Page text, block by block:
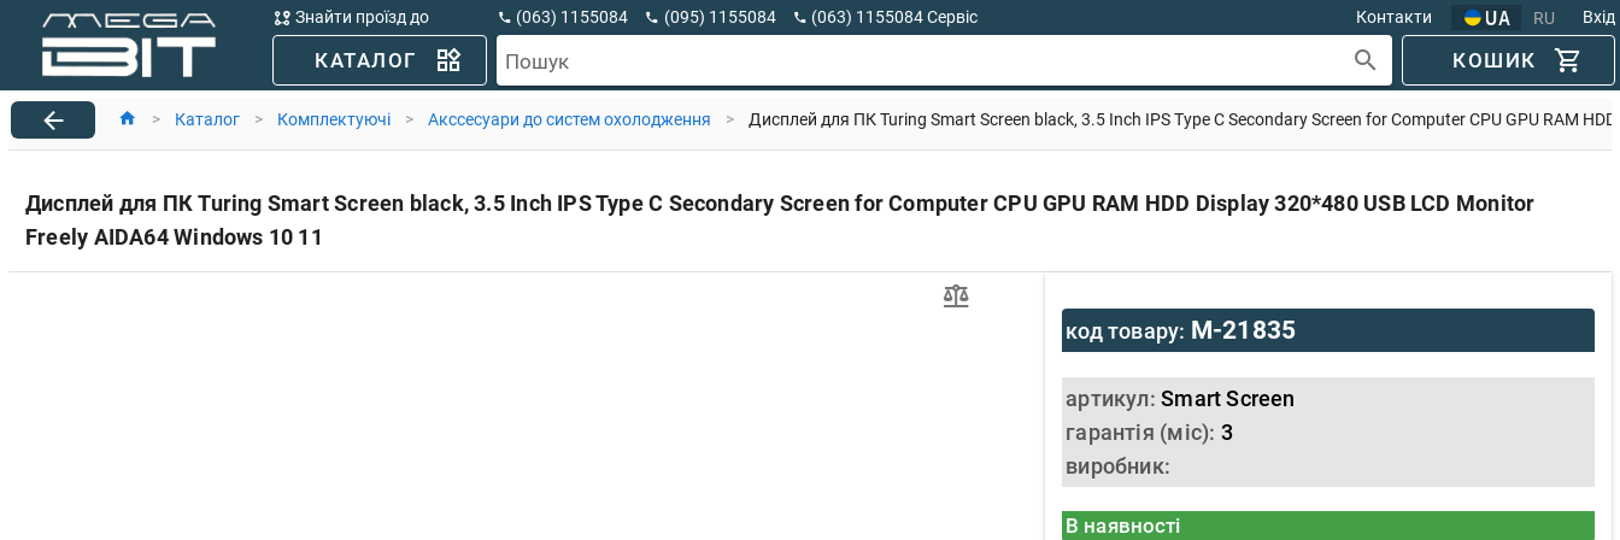
Знайти проїзд до
MegaBit
(063) 1155084 (095) 1155084
(063) 1155084 Сервіс
Вхід
RU
Контакти
КАТАЛОГ Пошук КОШИК
> Каталог > Комплектуючі > Акссесуари до систем охолодження > Дисплей для ПК Turing Smart Screen black, 3.5 Inch IPS Type C Secondary Screen for Computer CPU GPU RAM
Дисплей для ПК Turing Smart Screen black, 3.5 Inch IPS Type C Secondary Screen for Computer CPU GPU RAM HDD Display 320*480 USB LCD Monitor
Freely AIDA64 Windows 10 11
код товару: M-21835
артикул:Smart Screen
гарантія (міс): 3
виробник:
В наявності